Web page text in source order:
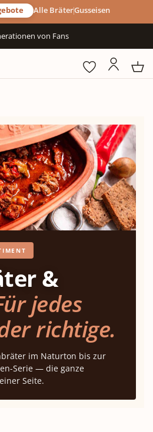
Alle BräterGusseisen
von Fans
&
jedes
richtige.
im Naturton bis zur
Serie — die ganze
Seite.